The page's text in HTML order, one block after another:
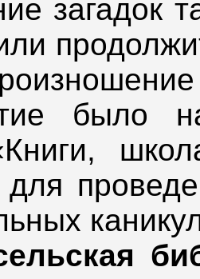
загадок
было